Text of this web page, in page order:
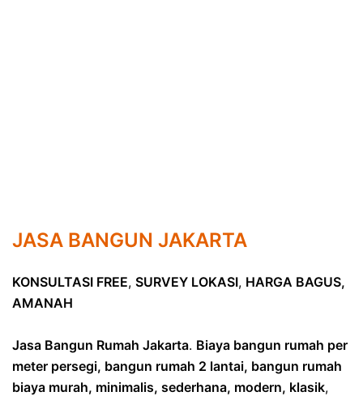
JASA BANGUN JAKARTA
KONSULTASI FREE, SURVEY LOKASI, HARGA BAGUS,
AMANAH
Jasa Bangun Rumah Jakarta. Biaya bangun rumah per
meter persegi, bangun rumah 2 lantai, bangun rumah
biaya murah, minimalis, sederhana, modern, klasik,